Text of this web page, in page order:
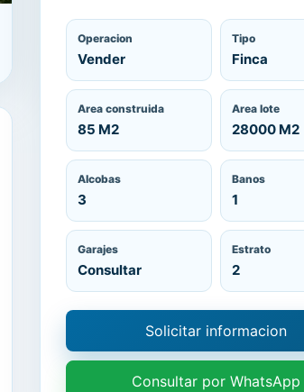
Operacion
Vender
Tipo
Finca
Area construida
85 M2
Area lote
28000 M2
Alcobas
3
Banos
1
Garajes
Consultar
Estrato
2
Solicitar informacion
Consultar por WhatsApp